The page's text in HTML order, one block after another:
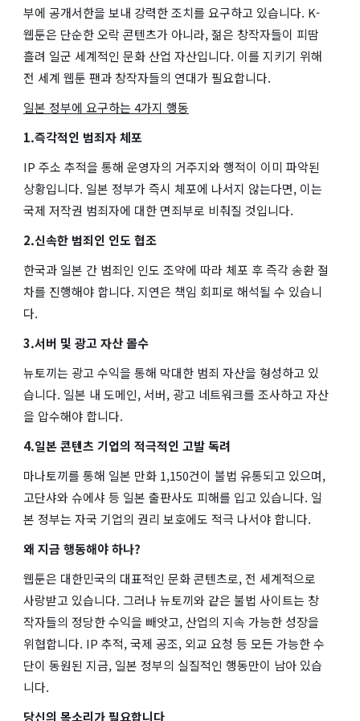
부에 공개서한을 보내 강력한 조치를 요구하고 있습니다. K-
웹툰은 단순한 오락 콘텐츠가 아니라, 젊은 창작자들이 피땀
흘려 일군 세계적인 문화 산업 자산입니다. 이를 지키기 위해
전 세계 웹툰 팬과 창작자들의 연대가 필요합니다.
일본 정부에 요구하는 4가지 행동
1.즉각적인 범죄자 체포
IP 주소 추적을 통해 운영자의 거주지와 행적이 이미 파악된
상황입니다. 일본 정부가 즉시 체포에 나서지 않는다면, 이는
국제 저작권 범죄자에 대한 면죄부로 비춰질 것입니다.
2.신속한 범죄인 인도 협조
한국과 일본 간 범죄인 인도 조약에 따라 체포 후 즉각 송환 절
차를 진행해야 합니다. 지연은 책임 회피로 해석될 수 있습니
다.
3.서버 및 광고 자산 몰수
뉴토끼는 광고 수익을 통해 막대한 범죄 자산을 형성하고 있
습니다. 일본 내 도메인, 서버, 광고 네트워크를 조사하고 자산
을 압수해야 합니다.
4.일본 콘텐츠 기업의 적극적인 고발 독려
마나토끼를 통해 일본 만화 1,150건이 불법 유통되고 있으며,
고단샤와 슈에샤 등 일본 출판사도 피해를 입고 있습니다. 일
본 정부는 자국 기업의 권리 보호에도 적극 나서야 합니다.
왜 지금 행동해야 하나?
웹툰은 대한민국의 대표적인 문화 콘텐츠로, 전 세계적으로
사랑받고 있습니다. 그러나 뉴토끼와 같은 불법 사이트는 창
작자들의 정당한 수익을 빼앗고, 산업의 지속 가능한 성장을
위협합니다. IP 추적, 국제 공조, 외교 요청 등 모든 가능한 수
단이 동원된 지금, 일본 정부의 실질적인 행동만이 남아 있습
니다.
당신의 목소리가 필요합니다